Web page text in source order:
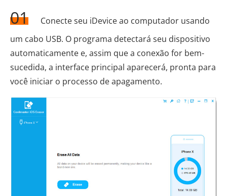
01
Conecte seu iDevice ao computador usando
um cabo USB. O programa detectará seu dispositivo
automaticamente e, assim que a conexão for bem-
sucedida, a interface principal aparecerá, pronta para
você iniciar o processo de apagamento.